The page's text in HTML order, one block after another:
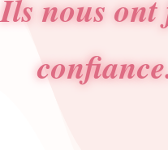
Ils nous